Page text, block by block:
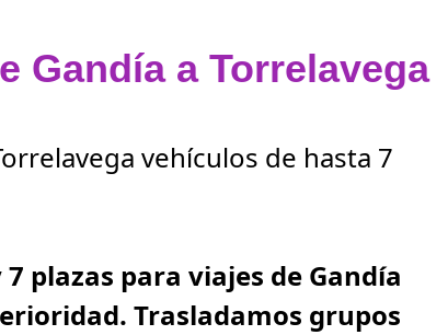
Gandía a Torrelavega
vehículos de hasta 7
plazas para viajes de Gandía
Trasladamos grupos